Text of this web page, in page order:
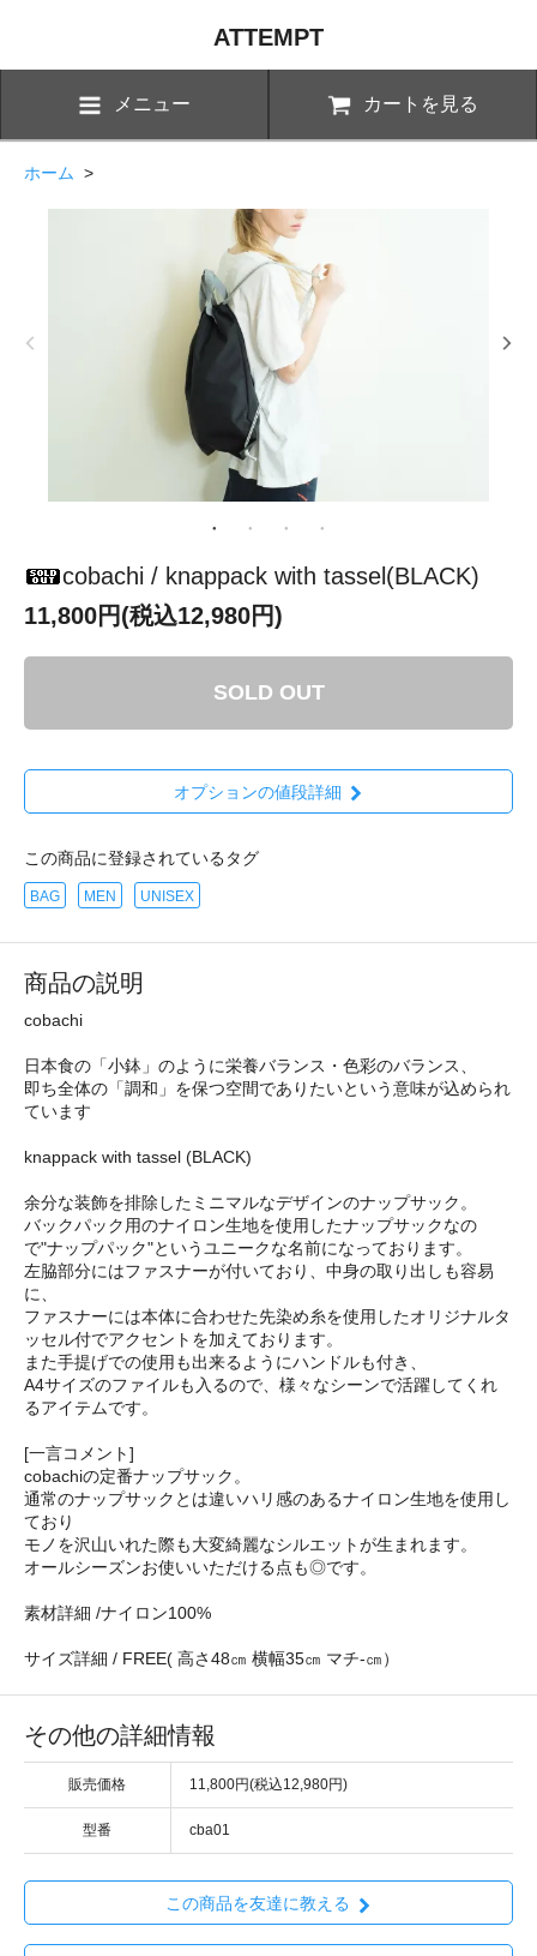
ATTEMPT
メニュー カートを見る
ホーム >
cobachi / knappack with tassel(BLACK)
11,800円(税込12,980円)
SOLD OUT
オプションの値段詳細
この商品に登録されているタグ
BAG MEN UNISEX
商品の説明
cobachi
日本食の「小鉢」のように栄養バランス・色彩のバランス、
即ち全体の「調和」を保つ空間でありたいという意味が込められ
ています
knappack with tassel (BLACK)
余分な装飾を排除したミニマルなデザインのナップサック。
バックパック用のナイロン生地を使用したナップサックなの
で"ナップパック"というユニークな名前になっております。
左脇部分にはファスナーが付いており、中身の取り出しも容易
に、
ファスナーには本体に合わせた先染め糸を使用したオリジナルタ
ッセル付でアクセントを加えております。
また手提げでの使用も出来るようにハンドルも付き、
A4サイズのファイルも入るので、様々なシーンで活躍してくれ
るアイテムです。
[一言コメント]
cobachiの定番ナップサック。
通常のナップサックとは違いハリ感のあるナイロン生地を使用し
ており
モノを沢山いれた際も大変綺麗なシルエットが生まれます。
オールシーズンお使いいただける点も◎です。
素材詳細 /ナイロン100%
サイズ詳細 / FREE( 高さ48㎝ 横幅35㎝ マチ-㎝）
その他の詳細情報
販売価格 11,800円(税込12,980円)
型番 cba01
この商品を友達に教える